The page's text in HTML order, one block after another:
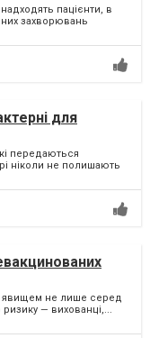
пацієнти, в
захворювань
для
передаються
ніколи не полишають
явищем не лише серед
— вихованці,...